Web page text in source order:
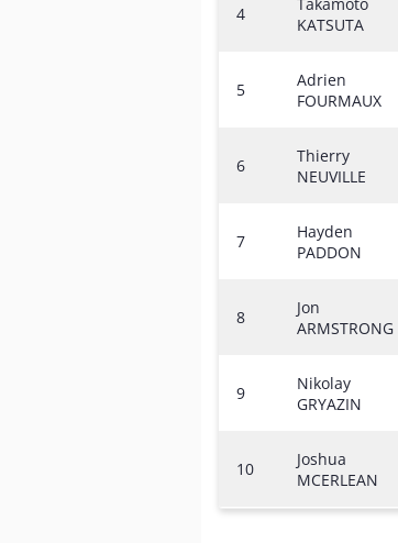
4
KATSUTA
5
Adrien
FOURMAUX
6
Thierry
NEUVILLE
7
Hayden
PADDON
8
Jon
ARMSTRONG
9
Nikolay
GRYAZIN
10
Joshua
MCERLEAN